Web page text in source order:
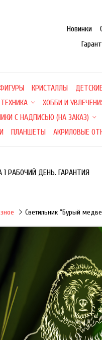
Новинки
КРИСТАЛЛЫ ДЕТСКИЕ
ТЕХНИКА ХОББИ И
С НАДПИСЬЮ (НА ЗАКАЗ)
ПЛАНШЕТЫ АКРИЛОВЫЕ
1 РАБОЧИЙ ДЕНЬ. ГАРАНТИЯ
Светильник "Бурый